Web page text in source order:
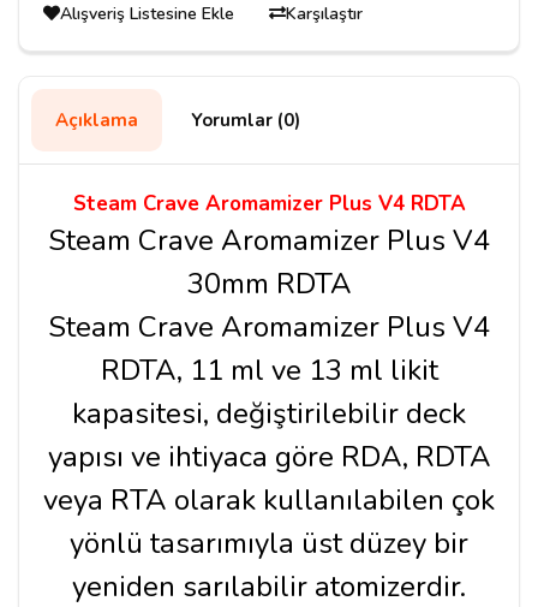
Alışveriş Listesine Ekle Karşılaştır
Açıklama Yorumlar (0)
Steam Crave Aromamizer Plus V4 RDTA
Steam Crave Aromamizer Plus V4
30mm RDTA
Steam Crave Aromamizer Plus V4
RDTA, 11 ml ve 13 ml likit
kapasitesi, değiştirilebilir deck
yapısı ve ihtiyaca göre RDA, RDTA
veya RTA olarak kullanılabilen çok
yönlü tasarımıyla üst düzey bir
yeniden sarılabilir atomizerdir.